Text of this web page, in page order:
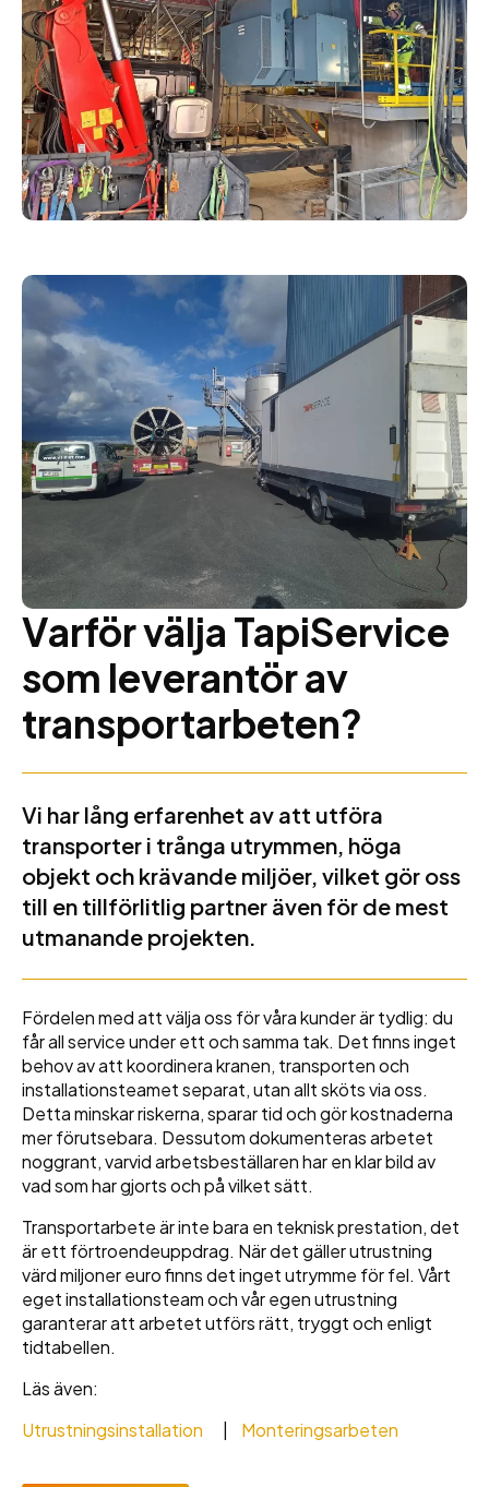
Varför välja TapiService
som leverantör av
transportarbeten?
Vi har lång erfarenhet av att utföra
transporter i trånga utrymmen, höga
objekt och krävande miljöer, vilket gör oss
till en tillförlitlig partner även för de mest
utmanande projekten.
Fördelen med att välja oss för våra kunder är tydlig: du
får all service under ett och samma tak. Det finns inget
behov av att koordinera kranen, transporten och
installationsteamet separat, utan allt sköts via oss.
Detta minskar riskerna, sparar tid och gör kostnaderna
mer förutsebara. Dessutom dokumenteras arbetet
noggrant, varvid arbetsbeställaren har en klar bild av
vad som har gjorts och på vilket sätt.
Transportarbete är inte bara en teknisk prestation, det
är ett förtroendeuppdrag. När det gäller utrustning
värd miljoner euro finns det inget utrymme för fel. Vårt
eget installationsteam och vår egen utrustning
garanterar att arbetet utförs rätt, tryggt och enligt
tidtabellen.
Läs även:
Utrustningsinstallation
Monteringsarbeten